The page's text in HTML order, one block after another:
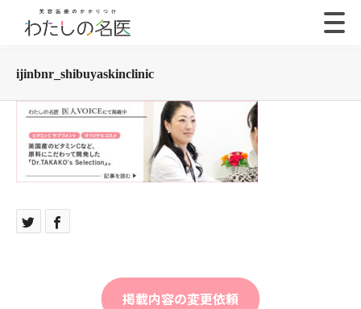
ijinbnr_shibuyaskinclinic
掲載内容の変更依頼